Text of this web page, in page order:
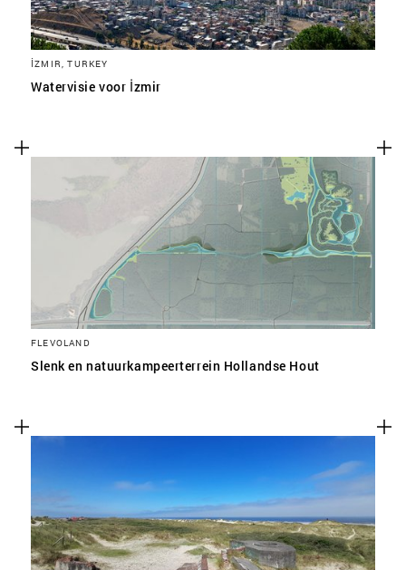
İZMIR, TURKEY
Watervisie voor İzmir
FLEVOLAND
Slenk en natuurkampeerterrein Hollandse Hout